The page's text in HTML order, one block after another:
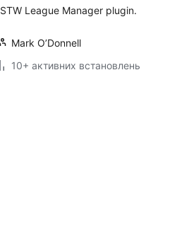
League Manager plugin.
Mark O’Donnell
10+ активних встановлень